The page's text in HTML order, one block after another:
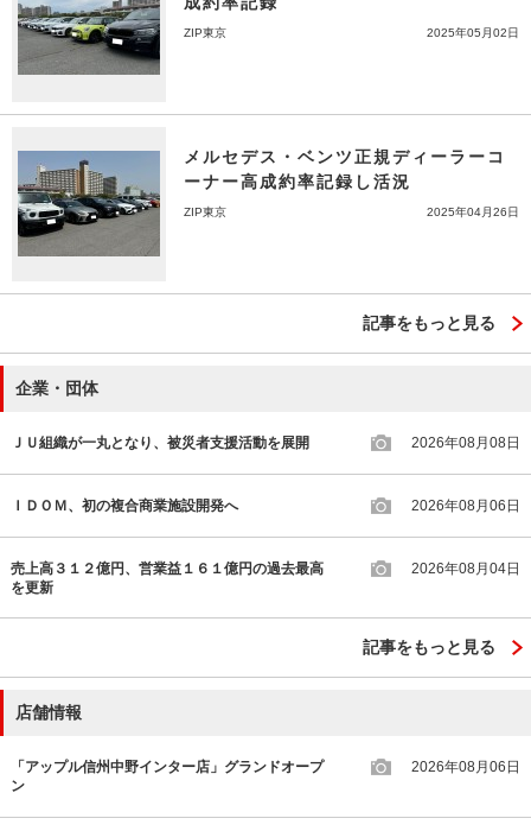
ZIP東京 2025年05月02日
メルセデス・ベンツ正規ディーラーコ
ーナー高成約率記録し活況
ZIP東京 2025年04月26日
記事をもっと見る
企業・団体
ＪＵ組織が一丸となり、被災者支援活動を展開 2026年08月08日
ＩＤＯＭ、初の複合商業施設開発へ 2026年08月06日
売上高３１２億円、営業益１６１億円の過去最高
を更新
2026年08月04日
記事をもっと見る
店舗情報
「アップル信州中野インター店」グランドオープ
ン
2026年08月06日